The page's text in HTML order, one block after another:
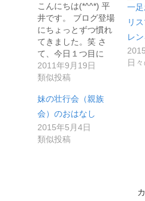
こんにちは(*^^*) 平
井です。 ブログ登場
にちょっとずつ慣れ
てきました。笑 さ
て、今日１つ目に
ご…
2011年9月19日
類似投稿
一
リ
レ
日
妹の壮行会（親族
会）のおはなし
2015年5月4日
類似投稿